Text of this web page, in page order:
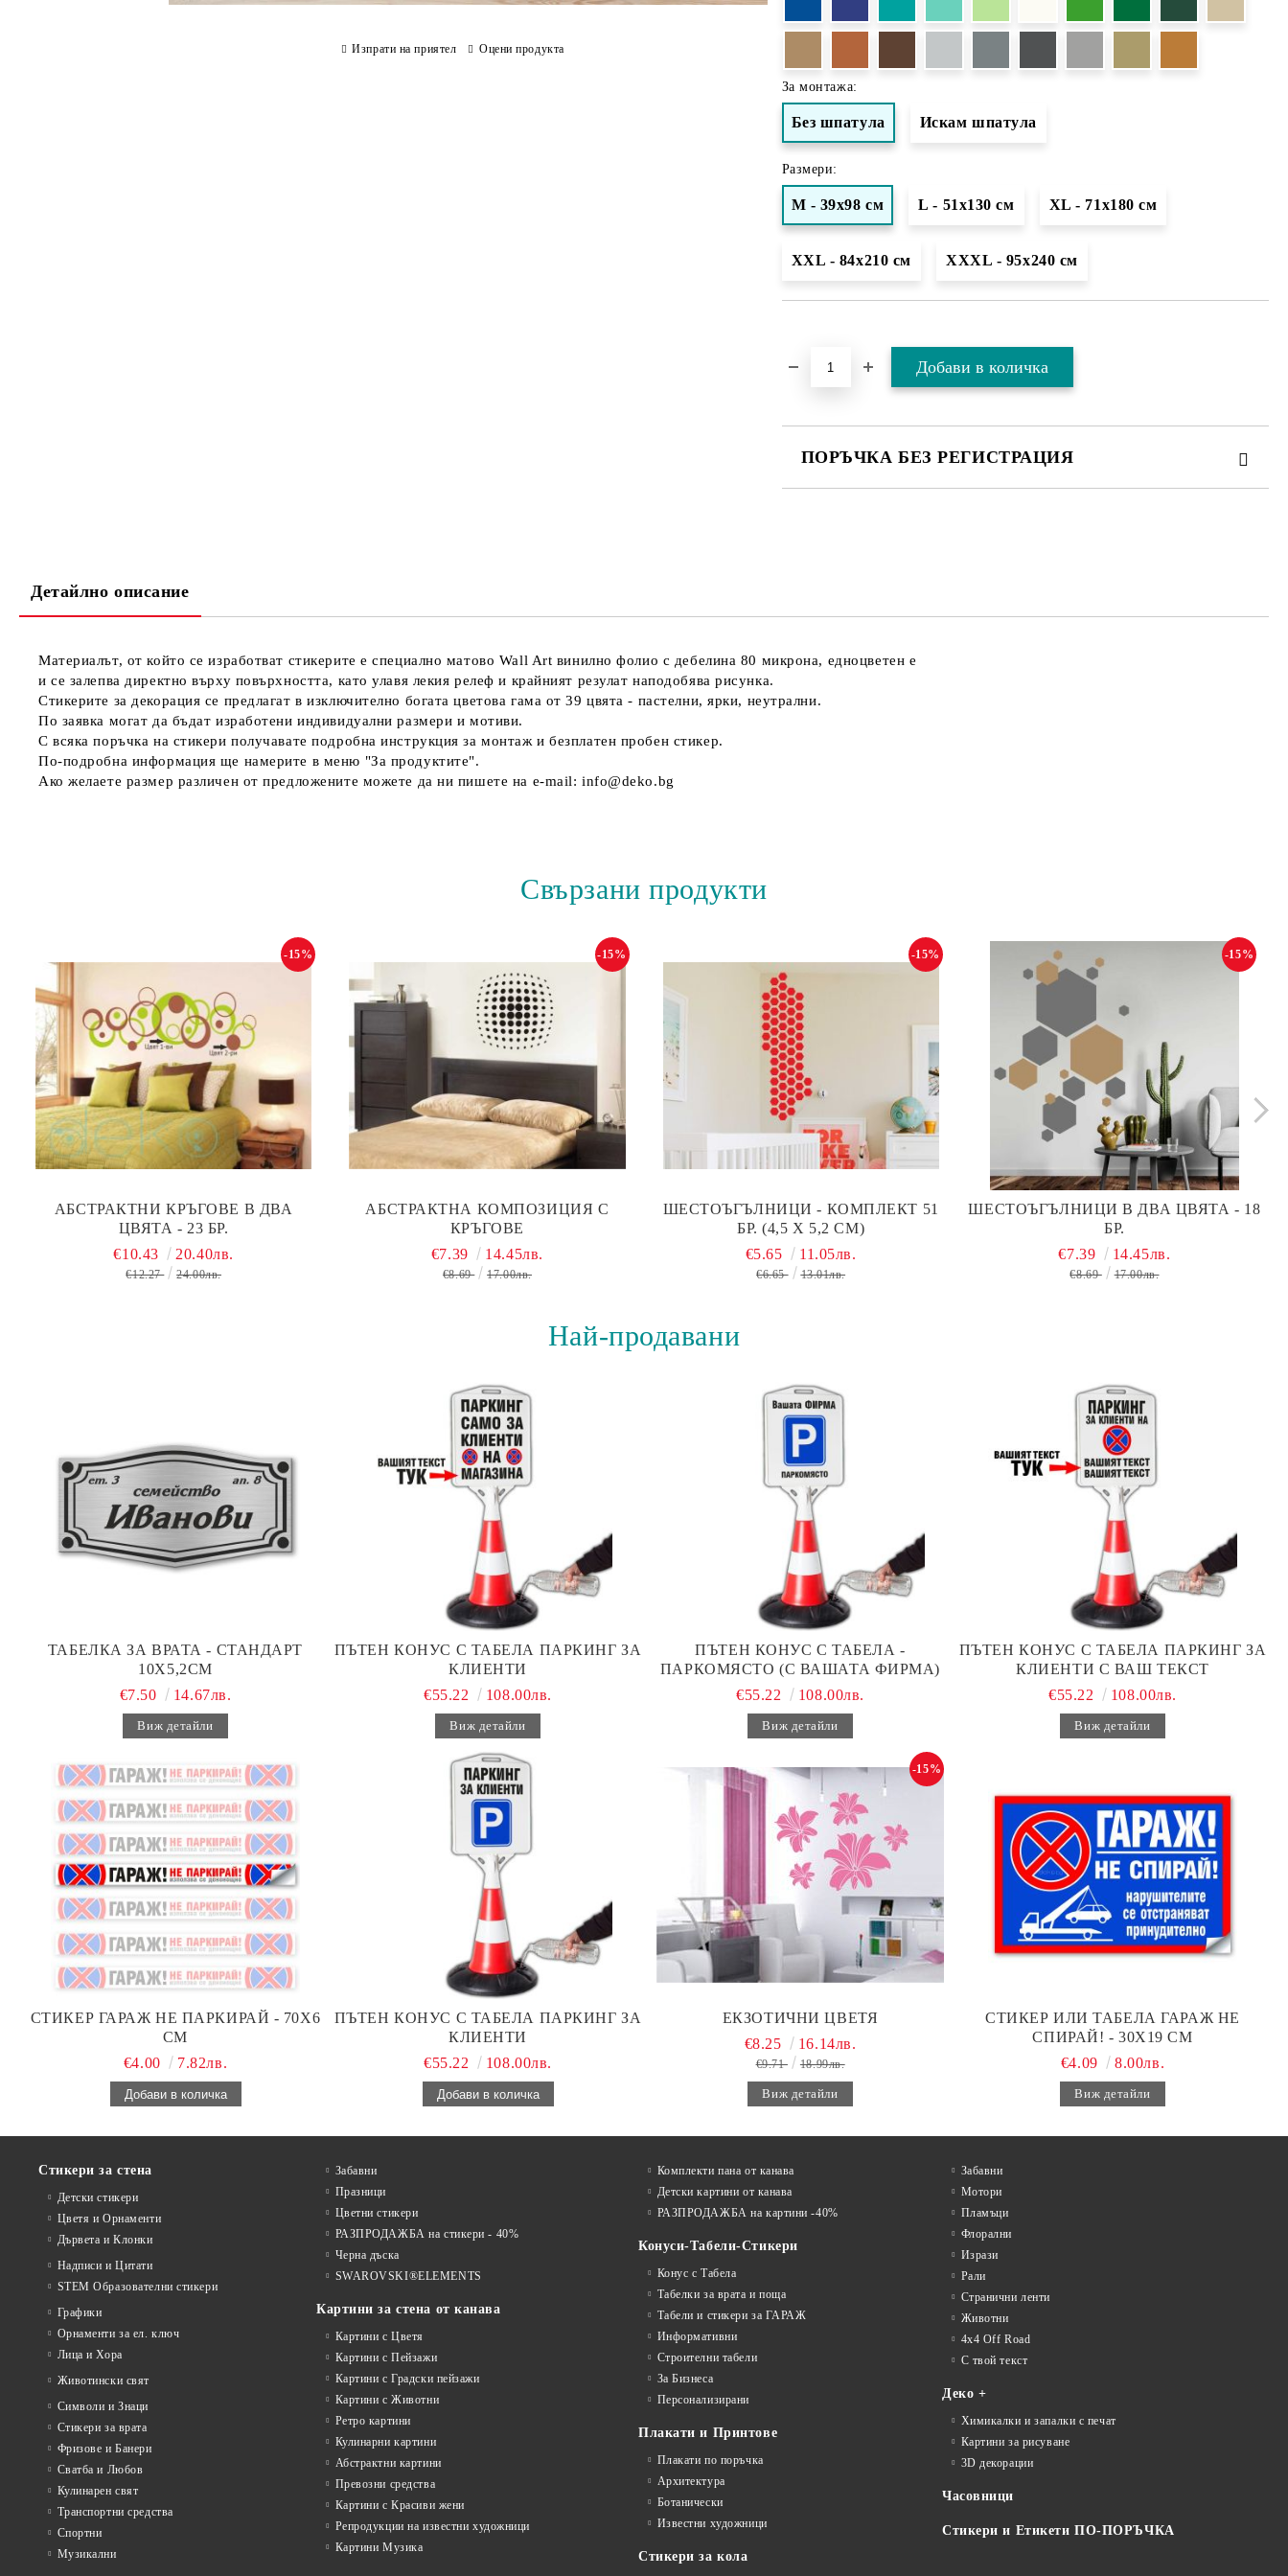
За монтажа:
Без шпатула Искам шпатула
Размери:
М - 39х98 см L - 51х130 см XL - 71х180 см
XXL - 84х210 см XXXL - 95х240 см
ПОРЪЧКА БЕЗ РЕГИСТРАЦИЯ
Изпрати на приятел Оцени продукта
Детайлно описание
Материалът, от който се изработват стикерите е специално матово Wall Art винилно фолио с дебелина 80 микрона, едноцветен е
и се залепва директно върху повърхността, като улавя лекия релеф и крайният резулат наподобява рисунка.
Стикерите за декорация се предлагат в изключително богата цветова гама от 39 цвята - пастелни, ярки, неутрални.
По заявка могат да бъдат изработени индивидуални размери и мотиви.
С всяка поръчка на стикери получавате подробна инструкция за монтаж и безплатен пробен стикер.
По-подробна информация ще намерите в меню "За продуктите".
Ако желаете размер различен от предложените можете да ни пишете на e-mail: info@deko.bg
Свързани продукти
АБСТРАКТНИ КРЪГОВЕ В ДВА
ЦВЯТА - 23 БР.
-15%
€10.43 20.40лв.
€12.27 24.00лв.
АБСТРАКТНА КОМПОЗИЦИЯ С
КРЪГОВЕ
-15%
€7.39 14.45лв.
€8.69 17.00лв.
ШЕСТОЪГЪЛНИЦИ - КОМПЛЕКТ 51
БР. (4,5 Х 5,2 СМ)
-15%
€5.65 11.05лв.
€6.65 13.01лв.
ШЕСТОЪГЪЛНИЦИ В ДВА ЦВЯТА - 18
БР.
-15%
€7.39 14.45лв.
€8.69 17.00лв.
Най-продавани
ТАБЕЛКА ЗА ВРАТА - СТАНДАРТ
10Х5,2СМ
€7.50
14.67лв.
Виж детайли
ПЪТЕН КОНУС С ТАБЕЛА ПАРКИНГ ЗА
КЛИЕНТИ
€55.22
108.00лв.
Виж детайли
ПЪТЕН КОНУС С ТАБЕЛА -
ПАРКОМЯСТО (С ВАШАТА ФИРМА)
€55.22
108.00лв.
Виж детайли
ПЪТЕН КОНУС С ТАБЕЛА ПАРКИНГ ЗА
КЛИЕНТИ С ВАШ ТЕКСТ
€55.22
108.00лв.
Виж детайли
СТИКЕР ГАРАЖ НЕ ПАРКИРАЙ - 70Х6
СМ
€4.00
7.82лв.
ПЪТЕН КОНУС С ТАБЕЛА ПАРКИНГ ЗА
КЛИЕНТИ
€55.22
108.00лв.
ЕКЗОТИЧНИ ЦВЕТЯ
-15%
€8.25 16.14лв.
€9.71 18.99лв.
Виж детайли
СТИКЕР ИЛИ ТАБЕЛА ГАРАЖ НЕ
СПИРАЙ! - 30Х19 СМ
€4.09
8.00лв.
Виж детайли
Стикери за стена
Детски стикери
Цветя и Орнаменти
Дървета и Клонки
Надписи и Цитати
STEM Образователни стикери
Графики
Орнаменти за ел. ключ
Лица и Хора
Животински свят
Символи и Знаци
Стикери за врата
Фризове и Банери
Сватба и Любов
Кулинарен свят
Транспортни средства
Спортни
Музикални
Забавни
Празници
Цветни стикери
РАЗПРОДАЖБА на стикери - 40%
Черна дъска
SWAROVSKI®ELEMENTS
Картини за стена от канава
Картини с Цветя
Картини с Пейзажи
Картини с Градски пейзажи
Картини с Животни
Ретро картини
Кулинарни картини
Абстрактни картини
Превозни средства
Картини с Красиви жени
Репродукции на известни художници
Картини Музика
Комплекти пана от канава
Детски картини от канава
РАЗПРОДАЖБА на картини -40%
Конуси-Табели-Стикери
Конус с Табела
Табелки за врата и поща
Табели и стикери за ГАРАЖ
Информативни
Строителни табели
За Бизнеса
Персонализирани
Плакати и Принтове
Плакати по поръчка
Архитектура
Ботанически
Известни художници
Стикери за кола
Забавни
Мотори
Пламъци
Флорални
Изрази
Рали
Странични ленти
Животни
4x4 Off Road
С твой текст
Деко +
Химикалки и запалки с печат
Картини за рисуване
3D декорации
Часовници
Стикери и Етикети ПО-ПОРЪЧКА